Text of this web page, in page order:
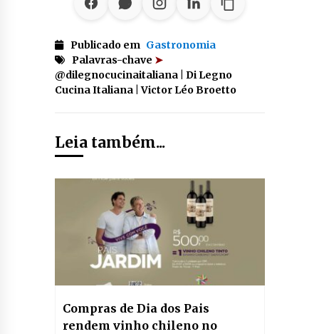
Publicado em Gastronomia
Palavras-chave ➤
@dilegnocucinaitaliana | Di Legno
Cucina Italiana | Victor Léo Broetto
Leia também...
Compras de Dia dos Pais
rendem vinho chileno no